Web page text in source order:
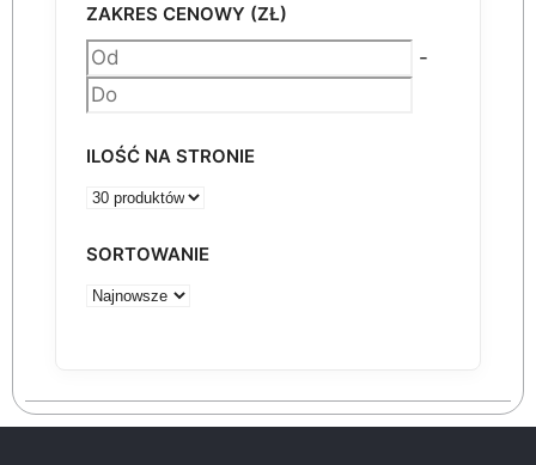
NESTING VHF
Akcesoria
ZAKRES CENOWY (ZŁ)
-
ILOŚĆ NA STRONIE
SORTOWANIE